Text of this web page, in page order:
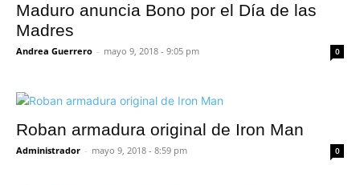
Maduro anuncia Bono por el Día de las
Madres
Andrea Guerrero - mayo 9, 2018 - 9:05 pm 0
Roban armadura original de Iron Man
Administrador - mayo 9, 2018 - 8:59 pm 0